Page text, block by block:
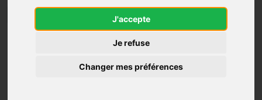
J'accepte
Je refuse
Changer mes préférences